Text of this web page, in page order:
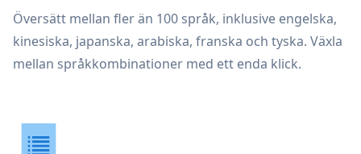
Översätt mellan fler än 100 språk, inklusive engelska,
kinesiska, japanska, arabiska, franska och tyska. Växla
mellan språkkombinationer med ett enda klick.